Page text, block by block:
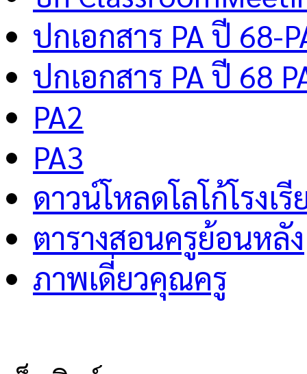
ปกเอกสาร PA ปี 68-
ปกเอกสาร PA ปี 68
PA2
PA3
ดาวน์โหลดโลโก้โรงเ
ตารางสอนครูย้อนหลัง
ภาพเดี่ยวคุณครู